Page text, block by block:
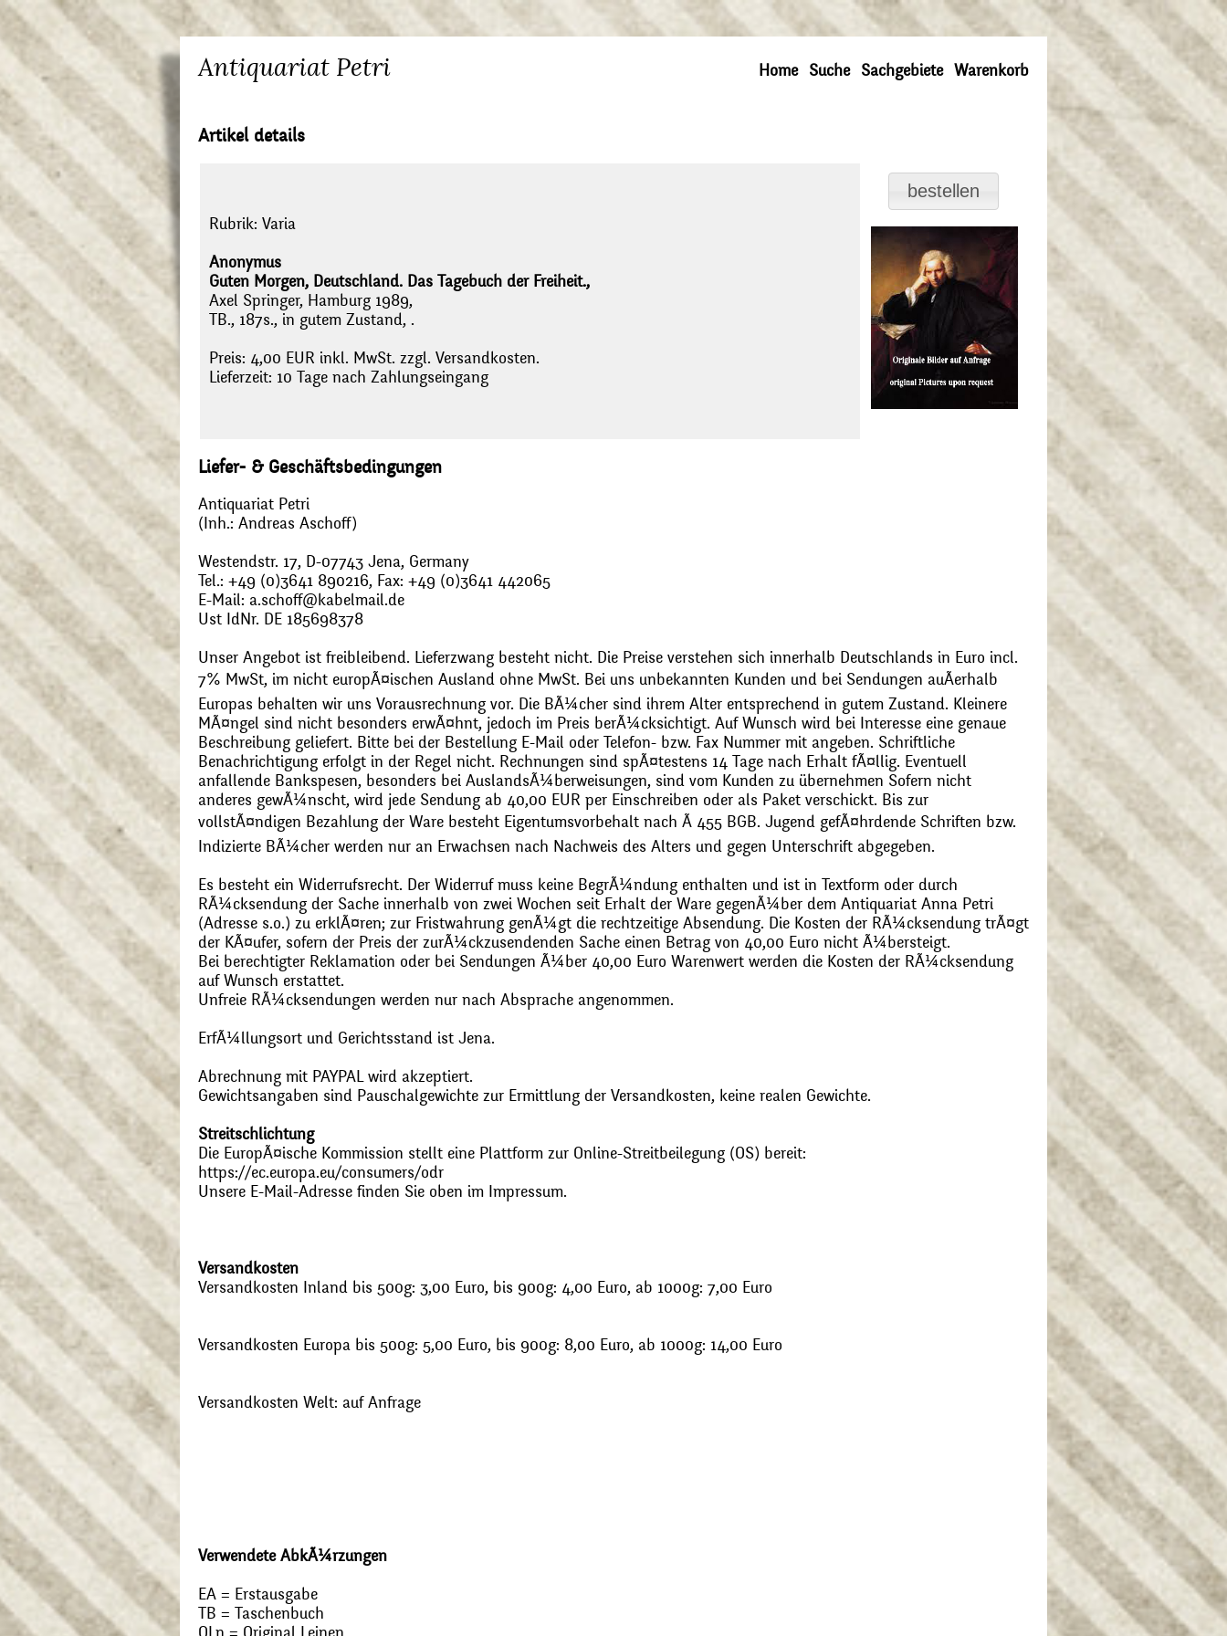
Antiquariat Petri Home Suche Sachgebiete Warenkorb
Artikel details
Rubrik: Varia
Anonymus
Guten Morgen, Deutschland. Das Tagebuch der Freiheit.,
Axel Springer, Hamburg 1989,
TB., 187s., in gutem Zustand, .
Preis: 4,00 EUR inkl. MwSt. zzgl. Versandkosten.
Lieferzeit: 10 Tage nach Zahlungseingang
Liefer- & Geschäftsbedingungen
Antiquariat Petri
(Inh.: Andreas Aschoff)
Westendstr. 17, D-07743 Jena, Germany
Tel.: +49 (0)3641 890216, Fax: +49 (0)3641 442065
E-Mail: a.schoff@kabelmail.de
Ust IdNr. DE 185698378
Unser Angebot ist freibleibend. Lieferzwang besteht nicht. Die Preise verstehen sich innerhalb Deutschlands in Euro incl.
7% MwSt, im nicht europÃ¤ischen Ausland ohne MwSt. Bei uns unbekannten Kunden und bei Sendungen auÃerhalb
Europas behalten wir uns Vorausrechnung vor. Die BÃ¼cher sind ihrem Alter entsprechend in gutem Zustand. Kleinere
MÃ¤ngel sind nicht besonders erwÃ¤hnt, jedoch im Preis berÃ¼cksichtigt. Auf Wunsch wird bei Interesse eine genaue
Beschreibung geliefert. Bitte bei der Bestellung E-Mail oder Telefon- bzw. Fax Nummer mit angeben. Schriftliche
Benachrichtigung erfolgt in der Regel nicht. Rechnungen sind spÃ¤testens 14 Tage nach Erhalt fÃ¤llig. Eventuell
anfallende Bankspesen, besonders bei AuslandsÃ¼berweisungen, sind vom Kunden zu übernehmen Sofern nicht
anderes gewÃ¼nscht, wird jede Sendung ab 40,00 EUR per Einschreiben oder als Paket verschickt. Bis zur
vollstÃ¤ndigen Bezahlung der Ware besteht Eigentumsvorbehalt nach Ã 455 BGB. Jugend gefÃ¤hrdende Schriften bzw.
Indizierte BÃ¼cher werden nur an Erwachsen nach Nachweis des Alters und gegen Unterschrift abgegeben.
Es besteht ein Widerrufsrecht. Der Widerruf muss keine BegrÃ¼ndung enthalten und ist in Textform oder durch
RÃ¼cksendung der Sache innerhalb von zwei Wochen seit Erhalt der Ware gegenÃ¼ber dem Antiquariat Anna Petri
(Adresse s.o.) zu erklÃ¤ren; zur Fristwahrung genÃ¼gt die rechtzeitige Absendung. Die Kosten der RÃ¼cksendung trÃ¤gt
der KÃ¤ufer, sofern der Preis der zurÃ¼ckzusendenden Sache einen Betrag von 40,00 Euro nicht Ã¼bersteigt.
Bei berechtigter Reklamation oder bei Sendungen Ã¼ber 40,00 Euro Warenwert werden die Kosten der RÃ¼cksendung
auf Wunsch erstattet.
Unfreie RÃ¼cksendungen werden nur nach Absprache angenommen.
ErfÃ¼llungsort und Gerichtsstand ist Jena.
Abrechnung mit PAYPAL wird akzeptiert.
Gewichtsangaben sind Pauschalgewichte zur Ermittlung der Versandkosten, keine realen Gewichte.
Streitschlichtung
Die EuropÃ¤ische Kommission stellt eine Plattform zur Online-Streitbeilegung (OS) bereit:
https://ec.europa.eu/consumers/odr
Unsere E-Mail-Adresse finden Sie oben im Impressum.
Versandkosten
Versandkosten Inland bis 500g: 3,00 Euro, bis 900g: 4,00 Euro, ab 1000g: 7,00 Euro
Versandkosten Europa bis 500g: 5,00 Euro, bis 900g: 8,00 Euro, ab 1000g: 14,00 Euro
Versandkosten Welt: auf Anfrage
Verwendete AbkÃ¼rzungen
EA = Erstausgabe
TB = Taschenbuch